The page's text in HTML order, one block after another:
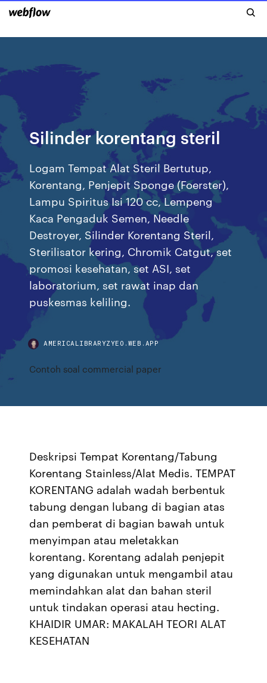
Silinder korentang steril
Logam Tempat Alat Steril Bertutup,
Korentang, Penjepit Sponge (Foerster),
Lampu Spiritus Isi 120 cc, Lempeng
Kaca Pengaduk Semen, Needle
Destroyer, Silinder Korentang Steril,
Sterilisator kering, Chromik Catgut, set
promosi kesehatan, set ASI, set
laboratorium, set rawat inap dan
puskesmas keliling.
AMERICALIBRARYZYEO.WEB.APP
Contoh soal commercial paper
Deskripsi Tempat Korentang/Tabung
Korentang Stainless/Alat Medis. TEMPAT
KORENTANG adalah wadah berbentuk
tabung dengan lubang di bagian atas
dan pemberat di bagian bawah untuk
menyimpan atau meletakkan
korentang. Korentang adalah penjepit
yang digunakan untuk mengambil atau
memindahkan alat dan bahan steril
untuk tindakan operasi atau hecting.
KHAIDIR UMAR: MAKALAH TEORI ALAT
KESEHATAN